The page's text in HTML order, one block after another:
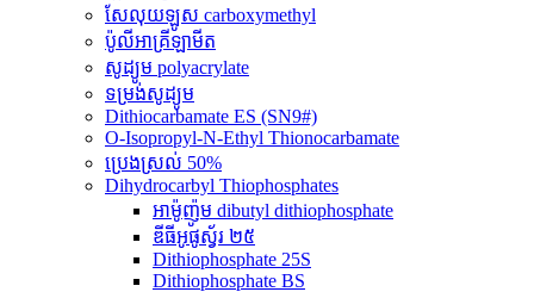
សែលុយឡូស carboxymethyl
ប៉ូលីអាគ្រីឡាមីត
សូដ្យូម polyacrylate
ទម្រង់សូដ្យូម
Dithiocarbamate ES (SN9#)
O-Isopropyl-N-Ethyl Thionocarbamate
ប្រេងស្រល់ 50%
Dihydrocarbyl Thiophosphates
អាម៉ូញ៉ូម dibutyl dithiophosphate
ឌីធីអូផូស្វ័រ ២៥
Dithiophosphate 25S
Dithiophosphate BS